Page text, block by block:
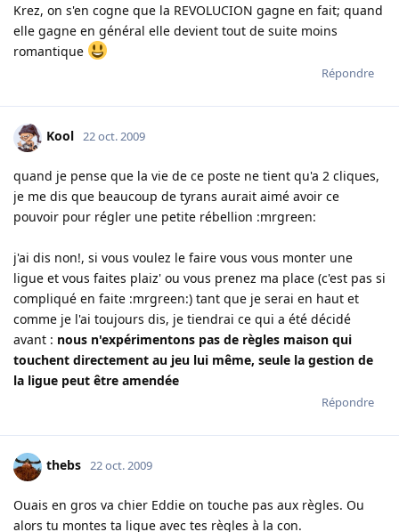
Krez, on s'en cogne que la REVOLUCION gagne en fait; quand
elle gagne en général elle devient tout de suite moins
romantique
Répondre
Kool 22 oct. 2009
quand je pense que la vie de ce poste ne tient qu'a 2 cliques,
je me dis que beaucoup de tyrans aurait aimé avoir ce
pouvoir pour régler une petite rébellion :mrgreen:
j'ai dis non!, si vous voulez le faire vous vous monter une
ligue et vous faites plaiz' ou vous prenez ma place (c'est pas si
compliqué en faite :mrgreen:) tant que je serai en haut et
comme je l'ai toujours dis, je tiendrai ce qui a été décidé
avant : nous n'expérimentons pas de règles maison qui
touchent directement au jeu lui même, seule la gestion de
la ligue peut être amendée
Répondre
thebs 22 oct. 2009
Ouais en gros va chier Eddie on touche pas aux règles. Ou
alors tu montes ta ligue avec tes règles à la con.